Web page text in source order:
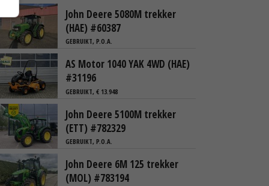
John Deere 5080M trekker
(HAE) #60387
GEBRUIKT, P.O.A.
AS Motor 1040 YAK 4WD (HAE)
#31196
GEBRUIKT, € 13.948
John Deere 5100M trekker
(ETT) #782329
GEBRUIKT, P.O.A.
John Deere 6M 125 trekker
(MOL) #783194